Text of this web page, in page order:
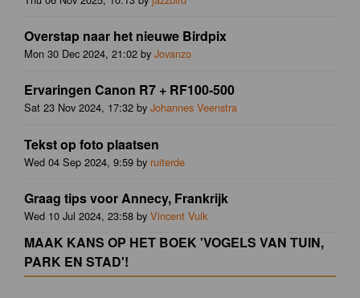
Overstap naar het nieuwe Birdpix
Mon 30 Dec 2024, 21:02 by Jovanzo
Ervaringen Canon R7 + RF100-500
Sat 23 Nov 2024, 17:32 by Johannes Veenstra
Tekst op foto plaatsen
Wed 04 Sep 2024, 9:59 by ruiterde
Graag tips voor Annecy, Frankrijk
Wed 10 Jul 2024, 23:58 by Vincent Vuik
MAAK KANS OP HET BOEK 'VOGELS VAN TUIN,
PARK EN STAD'!